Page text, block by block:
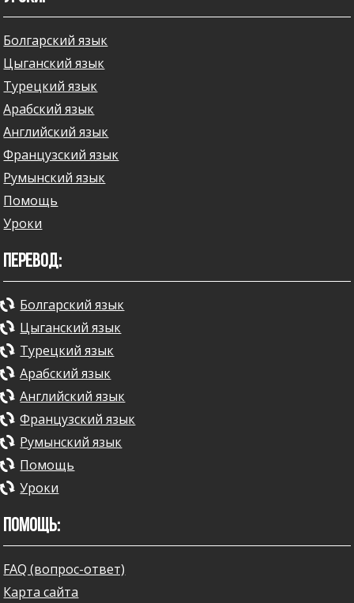
Болгарский язык
Цыганский язык
Турецкий язык
Арабский язык
Английский язык
Французский язык
Румынский язык
Помощь
Уроки
ПЕРЕВОД:
Болгарский язык
Цыганский язык
Турецкий язык
Арабский язык
Английский язык
Французский язык
Румынский язык
Помощь
Уроки
ПОМОЩЬ:
FAQ (вопрос-ответ)
Карта сайта